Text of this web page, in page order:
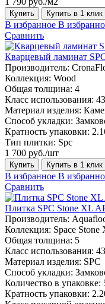
Купить Купить в 1 клик
В избранное В
Сравнить
Кварцевый ламинат
Производитель:
Коллекция: Wood
Общая толщина: 4
Класс использования: 43
Материал изделия:
Способ укладки:
Кратность упаковки:
Тип плитки: Spc
1 700 руб./шт
Купить Купить в 1 клик
В избранное В
Сравнить
Плитка SPC Stone XL
Производитель:
Коллекция: Space Stone
Общая толщина: 5
Класс использования: 43
Материал изделия: SPC
Способ укладки:
Количество в упаковке:
Кратность упаковки: